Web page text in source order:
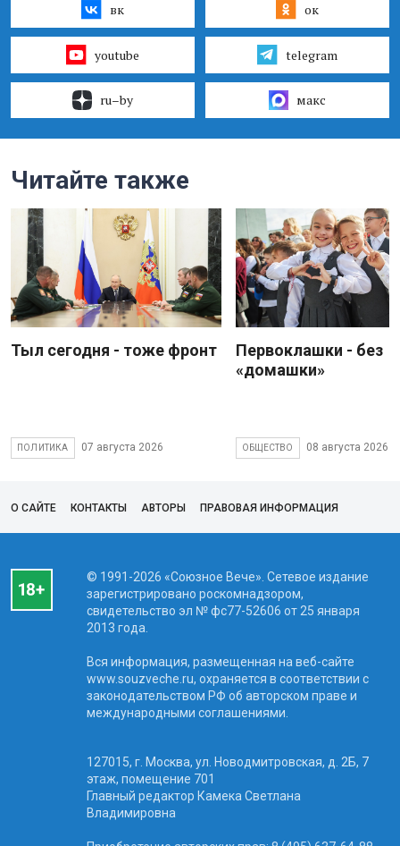
вк ок
youtube telegram
ru–by макс
Читайте также
Тыл сегодня - тоже фронт
ПОЛИТИКА 07 августа 2026
Первоклашки - без
«домашки»
ОБЩЕСТВО 08 августа 2026
О САЙТЕ КОНТАКТЫ АВТОРЫ ПРАВОВАЯ ИНФОРМАЦИЯ
© 1991-2026 «Союзное Вече». Сетевое издание
зарегистрировано роскомнадзором,
свидетельство эл № фc77-52606 от 25 января
2013 года.
Вся информация, размещенная на веб-сайте
www.souzveche.ru, охраняется в соответствии с
законодательством РФ об авторском праве и
международными соглашениями.
127015, г. Москва, ул. Новодмитровская, д. 2Б, 7
этаж, помещение 701
Главный редактор Камека Светлана
Владимировна